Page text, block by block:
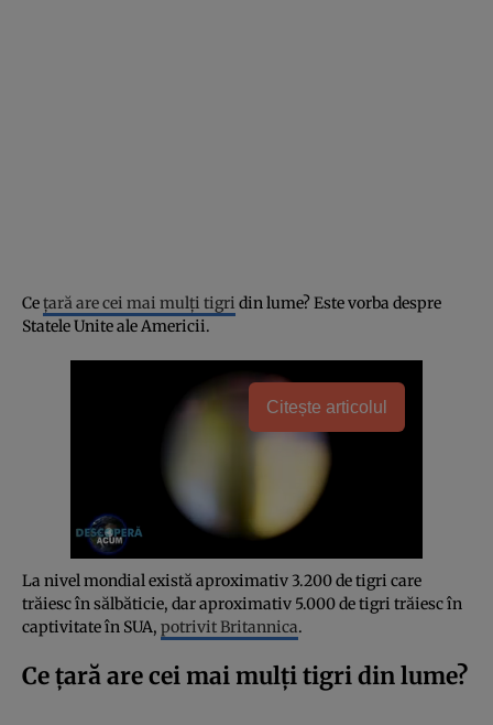
Cețară are cei mai mulți tigri din lume? Este vorba despre
Statele Unite ale Americii.
Citește articolul
La nivel mondial există aproximativ 3.200 de tigri care
trăiesc în sălbăticie, dar aproximativ 5.000 de tigri trăiesc în
captivitate în SUA, potrivit Britannica.
Ce țară are cei mai mulți tigri din lume?